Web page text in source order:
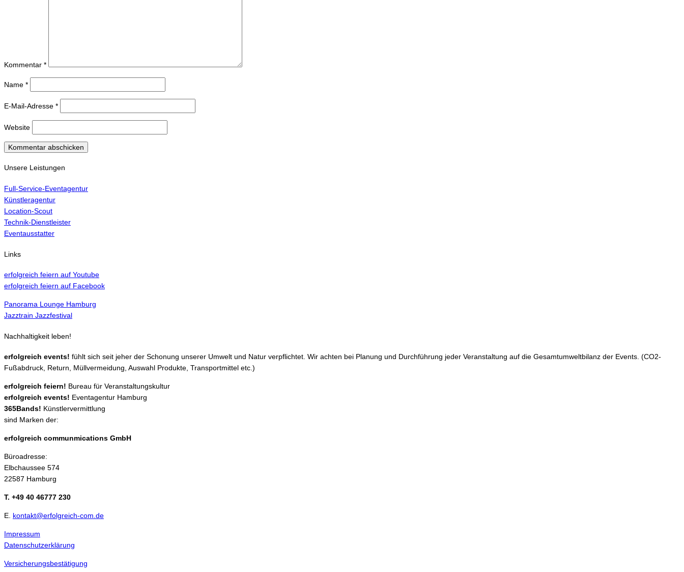
Kommentar *
Name *
E-Mail-Adresse *
Website
Unsere Leistungen
Full-Service-Eventagentur
Künstleragentur
Location-Scout
Technik-Dienstleister
Eventausstatter
Links
erfolgreich feiern auf Youtube
erfolgreich feiern auf Facebook
Panorama Lounge Hamburg
Jazztrain Jazzfestival
Nachhaltigkeit leben!
erfolgreich events! fühlt sich seit jeher der Schonung unserer Umwelt und Natur verpflichtet. Wir achten bei Planung und Durchführung jeder Veranstaltung auf die Gesamtumweltbilanz der Events. (CO2-
Fußabdruck, Return, Müllvermeidung, Auswahl Produkte, Transportmittel etc.)
erfolgreich feiern! Bureau für Veranstaltungskultur
erfolgreich events! Eventagentur Hamburg
365Bands! Künstlervermittlung
sind Marken der:
erfolgreich communmications GmbH
Büroadresse:
Elbchaussee 574
22587 Hamburg
T. +49 40 46777 230
E. kontakt@erfolgreich-com.de
Impressum
Datenschutzerklärung
Versicherungsbestätigung